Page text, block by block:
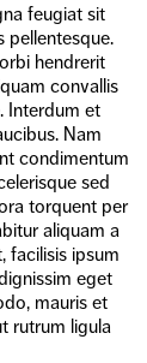
feugiat sit
pellentesque.
hendrerit
convallis
Interdum et
Nam
condimentum
sed
torquent per
aliquam a
facilisis ipsum
eget
mauris et
rutrum ligula